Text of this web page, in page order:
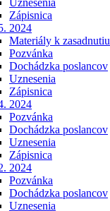
Uznesenia
Zápisnica
2024
Materiály k zasadnutiu
Pozvánka
Dochádzka poslancov
Uznesenia
Zápisnica
2024
Pozvánka
Dochádzka poslancov
Uznesenia
Zápisnica
2024
Pozvánka
Dochádzka poslancov
Uznesenia